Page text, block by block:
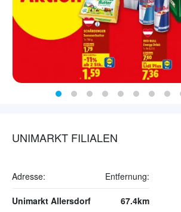
UNIMARKT FILIALEN
Adresse: Entfernung:
Unimarkt Allersdorf 67.4km